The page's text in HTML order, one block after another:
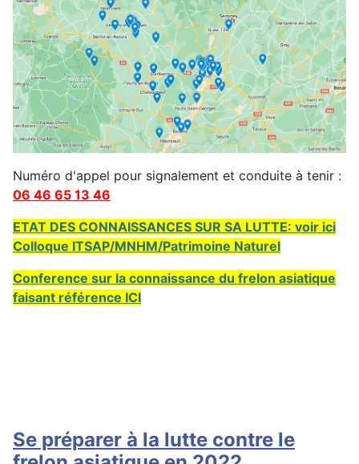
Numéro d'appel pour signalement et conduite à tenir :
06 46 65 13 46
ETAT DES CONNAISSANCES SUR SA LUTTE: voir ici
Colloque ITSAP/MNHM/Patrimoine Naturel
Conference sur la connaissance du frelon asiatique
faisant référence ICI
Se préparer à la lutte contre le